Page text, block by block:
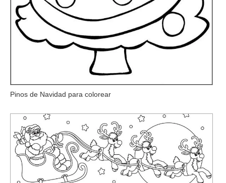
Pinos de Navidad para colorear